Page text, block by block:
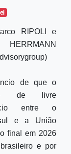
RIPOLI e
HERRMANN
de que o
de livre
entre o
e a União
final em 2026
e por